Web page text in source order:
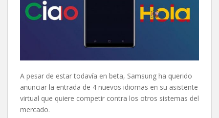
A pesar de estar todavía en beta, Samsung ha querido
anunciar la entrada de 4 nuevos idiomas en su asistente
virtual que quiere competir contra los otros sistemas del
mercado.